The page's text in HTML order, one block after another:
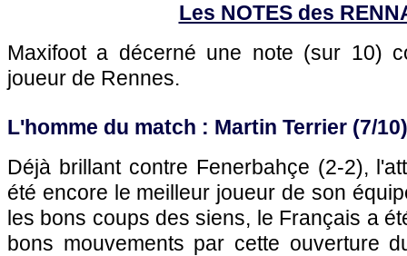
Les NOTES des
Maxifoot a décerné une note (sur 10)
joueur de Rennes.
L'homme du match : Martin Terrier (7/10)
Déjà brillant contre Fenerbahçe (2-2),
été encore le meilleur joueur de son
les bons coups des siens, le Français a
bons mouvements par cette ouverture